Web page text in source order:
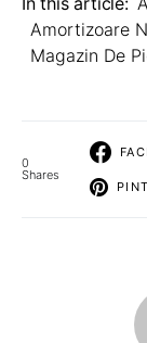
Amortizoare
Magazin De
0
Shares